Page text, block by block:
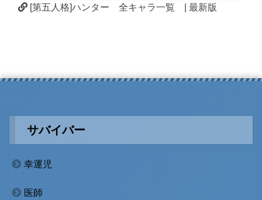
[第五人格]ハンター 全キャラ一覧 | 最新版
サバイバー
幸運児
医師